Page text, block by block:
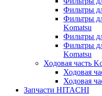
Фильтры
Фильтры
Komatsu
Фильтры
Фильтры
Komatsu
Ходовая часть
Ходовая
Ходовая
Запчасти HITACHI